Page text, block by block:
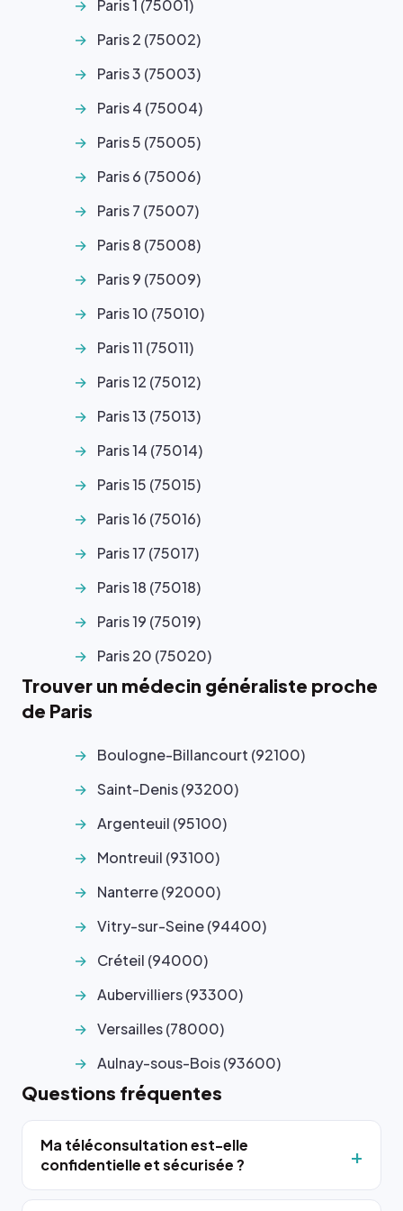
Paris 1 (75001)
Paris 2 (75002)
Paris 3 (75003)
Paris 4 (75004)
Paris 5 (75005)
Paris 6 (75006)
Paris 7 (75007)
Paris 8 (75008)
Paris 9 (75009)
Paris 10 (75010)
Paris 11 (75011)
Paris 12 (75012)
Paris 13 (75013)
Paris 14 (75014)
Paris 15 (75015)
Paris 16 (75016)
Paris 17 (75017)
Paris 18 (75018)
Paris 19 (75019)
Paris 20 (75020)
Trouver un médecin généraliste proche
de Paris
Boulogne-Billancourt (92100)
Saint-Denis (93200)
Argenteuil (95100)
Montreuil (93100)
Nanterre (92000)
Vitry-sur-Seine (94400)
Créteil (94000)
Aubervilliers (93300)
Versailles (78000)
Aulnay-sous-Bois (93600)
Questions fréquentes
Ma téléconsultation est-elle
confidentielle et sécurisée ?